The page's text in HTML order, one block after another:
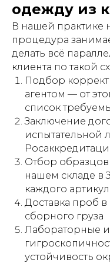
одежду из
В нашей практике
процедура
делать всё
клиента по такой
Подбор
агентом — от
список
Заключение
испытательной
Отбор
нашем складе в
каждого
Доставка проб
сборного груза
Лабораторные
устойчивость